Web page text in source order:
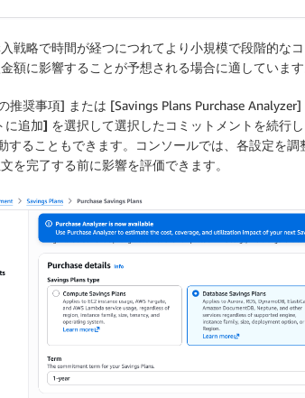
戦略で時間が経つにつれてより小規模で段階的な
額に影響することが予想される場合に適しています
推奨事項] または [Savings Plans Purchase
に追加] を選択して選択したコミットメントを続行
することもできます。コンソールでは、各設定を
を完了する前に影響を評価できます。